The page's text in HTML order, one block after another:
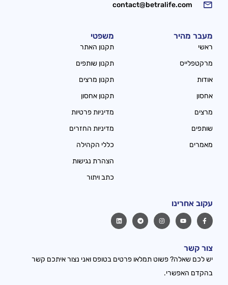
contact@betralife.com
מעבר מהיר
ראשי
מרקטפלייס
אודות
אחסון
מרצים
שותפים
מאמרים
משפטי
תקנון האתר
תקנון שותפים
תקנון מרצים
תקנון אחסון
מדיניות פרטיות
מדיניות החזרים
כללי הקהילה
הצהרת נגישות
כתב ויתור
עקוב אחרינו
צור קשר
יש לכם שאלה? פשוט תמלאו פרטים בטופס ואני נצור איתכם קשר
בהקדם האפשרי.